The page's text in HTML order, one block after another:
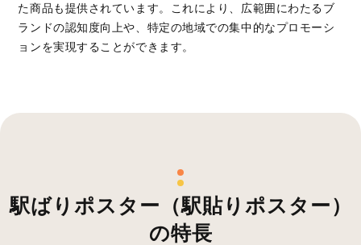
た商品も提供されています。これにより、広範囲にわたるブ
ランドの認知度向上や、特定の地域での集中的なプロモーシ
ョンを実現することができます。
駅ばりポスター（駅貼りポスター）
の特長